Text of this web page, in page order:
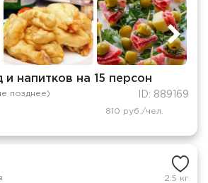
напитков на 15 персон
позднее) ID: 889169
810 руб./чел.
2.5 кг